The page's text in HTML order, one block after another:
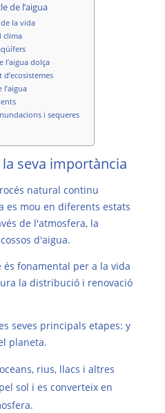
de l’aigua
la vida
clima
l’aigua dolça
l’aigua
i sequeres
la seva importància
natural continu
es mou en diferents estats
de l'atmosfera, la
d'aigua.
és fonamental per a la vida
la distribució i renovació
seves principals etapes: y
planeta.
rius, llacs i altres
sol i es converteix en